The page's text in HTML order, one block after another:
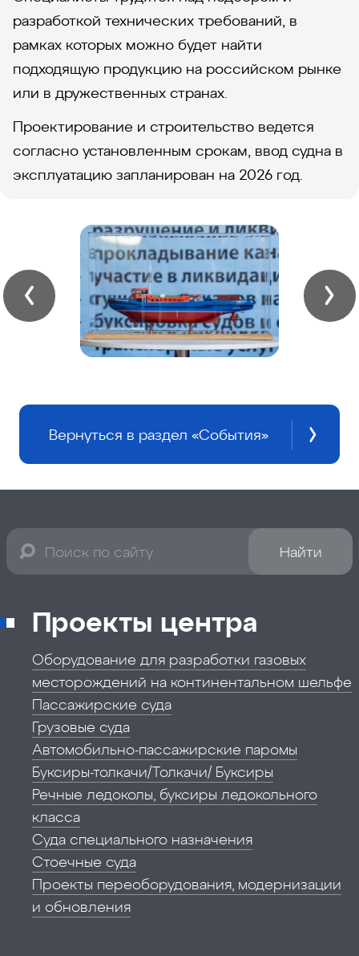
разработкой технических требований, в
рамках которых можно будет найти
подходящую продукцию на российском рынке
или в дружественных странах.
Проектирование и строительство ведется
согласно установленным срокам, ввод судна в
эксплуатацию запланирован на 2026 год.
Вернуться в раздел «События»
Найти
Проекты центра
Оборудование для разработки газовых
месторождений на континентальном шельфе
Пассажирские суда
Грузовые суда
Автомобильно-пассажирские паромы
Буксиры-толкачи/Толкачи/ Буксиры
Речные ледоколы, буксиры ледокольного
класса
Суда специального назначения
Стоечные суда
Проекты переоборудования, модернизации
и обновления